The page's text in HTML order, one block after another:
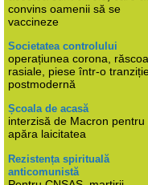
convins oamenii să se
vaccineze
Societatea controlului
operațiunea corona,
rasiale, piese într-o
postmodernă
Școala de acasă
interzisă de Macron pentru
apăra laicitatea
Rezistența spirituală
anticomunistă